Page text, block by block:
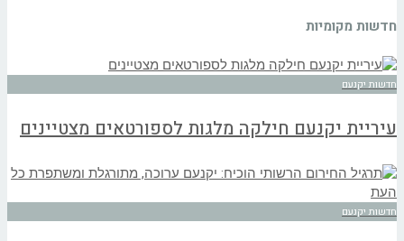
חדשות מקומיות
חדשות יקנעם
עיריית יקנעם חילקה מלגות לספורטאים מצטיינים
חדשות יקנעם